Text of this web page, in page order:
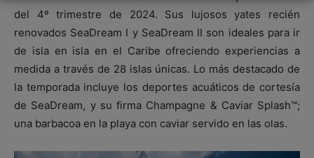
del 4º trimestre de 2024. Sus lujosos yates recién
renovados SeaDream I y SeaDream II son ideales para ir
de isla en isla en el Caribe ofreciendo experiencias a
medida a través de 28 islas únicas. Lo más destacado de
la temporada incluye los deportes acuáticos de cortesía
de SeaDream, y su firma Champagne & Caviar Splash™;
una barbacoa en la playa con caviar servido en las olas.